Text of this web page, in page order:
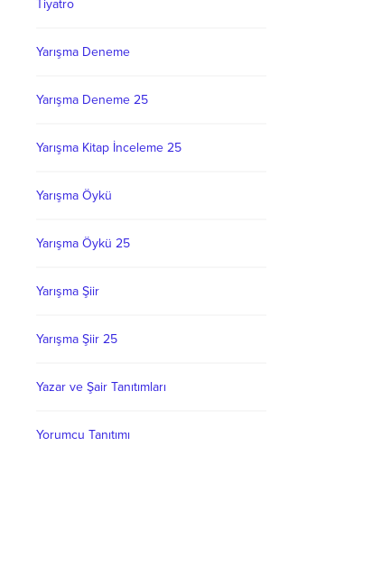
Tiyatro
Yarışma Deneme
Yarışma Deneme 25
Yarışma Kitap İnceleme 25
Yarışma Öykü
Yarışma Öykü 25
Yarışma Şiir
Yarışma Şiir 25
Yazar ve Şair Tanıtımları
Yorumcu Tanıtımı